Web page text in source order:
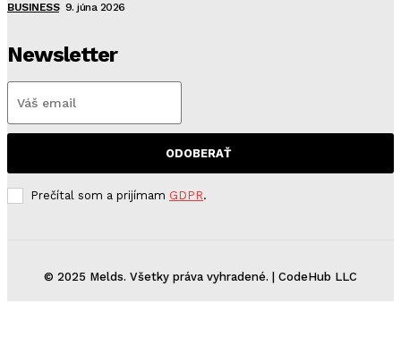
BUSINESS 9. júna 2026
Newsletter
ODOBERAŤ
Prečítal som a prijímam GDPR.
© 2025 Melds. Všetky práva vyhradené. | CodeHub LLC